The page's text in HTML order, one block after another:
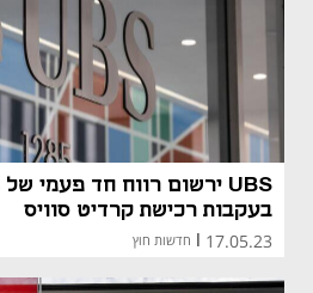
בעקבות רכישת קרדיט סוויס
17.05.23 חדשות חוץ